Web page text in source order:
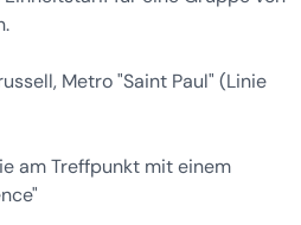
Metro "Saint Paul" (Linie
am Treffpunkt mit einem